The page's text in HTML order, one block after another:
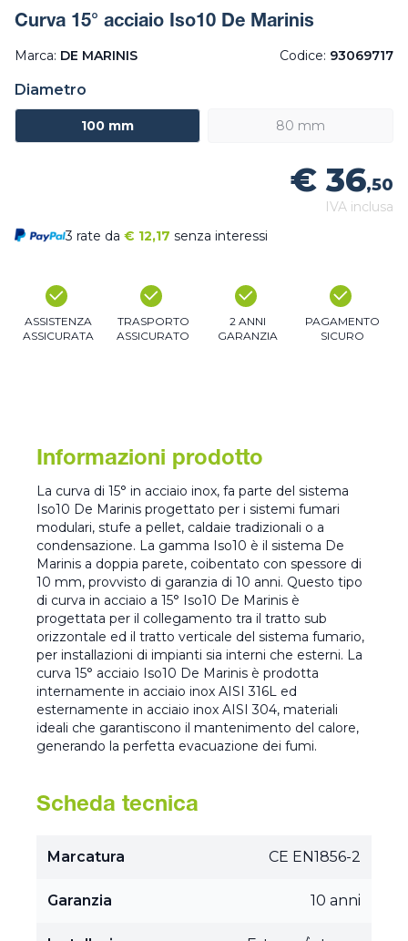
Curva 15° acciaio Iso10 De Marinis
Marca: DE MARINIS Codice: 93069717
Diametro
100 mm 80 mm
€ 36,50
IVA inclusa
3 rate da € 12,17 senza interessi
ASSISTENZA
ASSICURATA
TRASPORTO
ASSICURATO
2 ANNI
GARANZIA
PAGAMENTO
SICURO
Informazioni prodotto
La curva di 15° in acciaio inox, fa parte del sistema
Iso10 De Marinis progettato per i sistemi fumari
modulari, stufe a pellet, caldaie tradizionali o a
condensazione. La gamma Iso10 è il sistema De
Marinis a doppia parete, coibentato con spessore di
10 mm, provvisto di garanzia di 10 anni. Questo tipo
di curva in acciaio a 15° Iso10 De Marinis è
progettata per il collegamento tra il tratto sub
orizzontale ed il tratto verticale del sistema fumario,
per installazioni di impianti sia interni che esterni. La
curva 15° acciaio Iso10 De Marinis è prodotta
internamente in acciaio inox AISI 316L ed
esternamente in acciaio inox AISI 304, materiali
ideali che garantiscono il mantenimento del calore,
generando la perfetta evacuazione dei fumi.
Scheda tecnica
Marcatura CE EN1856-2
Garanzia 10 anni